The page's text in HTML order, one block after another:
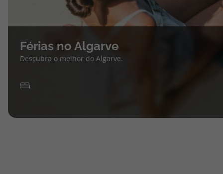
Férias no Algarve
Descubra o melhor do Algarve.